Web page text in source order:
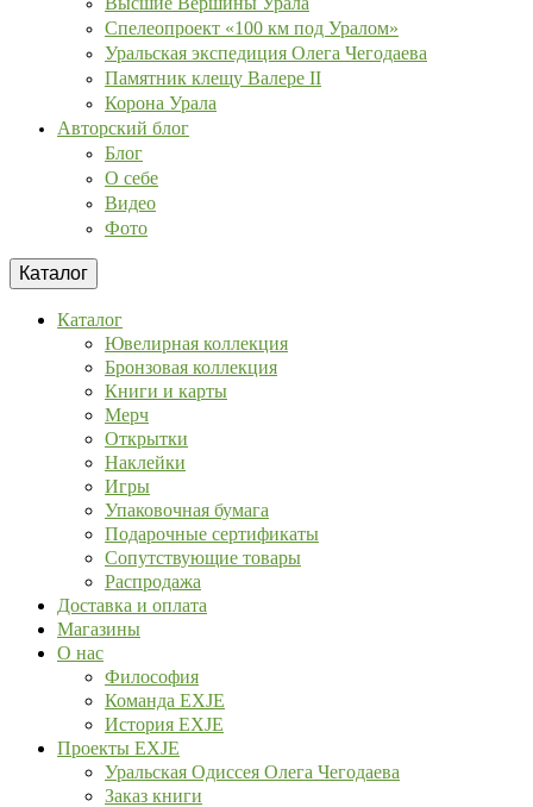
Спелеопроект «100 км под Уралом»
Уральская экспедиция Олега Чегодаева
Памятник клещу Валере II
Корона Урала
Авторский блог
Блог
О себе
Видео
Фото
Каталог
Каталог
Ювелирная коллекция
Бронзовая коллекция
Книги и карты
Мерч
Открытки
Наклейки
Игры
Упаковочная бумага
Подарочные сертификаты
Сопутствующие товары
Распродажа
Доставка и оплата
Магазины
О нас
Философия
Команда EXJE
История EXJE
Проекты EXJE
Уральская Одиссея Олега Чегодаева
Заказ книги